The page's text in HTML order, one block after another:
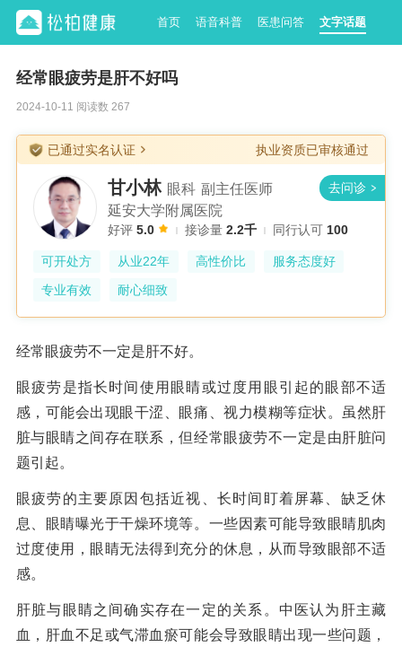
首页 语音科普 医患问答 文字话题
经常眼疲劳是肝不好吗
2024-10-11 阅读数 267
已通过实名认证 执业资质已审核通过
甘小林 眼科 副主任医师
延安大学附属医院
好评5.0 接诊量2.2千 同行认可 100
可开处方 从业22年 高性价比
服务态度好
专业有效
耐心细致
经常眼疲劳不一定是肝不好。
眼疲劳是指长时间使用眼睛或过度用眼引起的眼部不适
感，可能会出现眼干涩、眼痛、视力模糊等症状。虽然肝
脏与眼睛之间存在联系，但经常眼疲劳不一定是由肝脏问
题引起。
眼疲劳的主要原因包括近视、长时间盯着屏幕、缺乏休
息、眼睛曝光于干燥环境等。一些因素可能导致眼睛肌肉
过度使用，眼睛无法得到充分的休息，从而导致眼部不适
感。
肝脏与眼睛之间确实存在一定的关系。中医认为肝主藏
血，肝血不足或气滞血瘀可能会导致眼睛出现一些问题，